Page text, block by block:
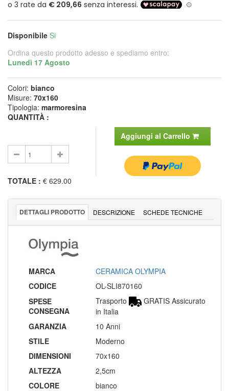
Disponibile Si
Ordina questo prodotto adesso e spediamo entro:
Lunedì 17 Agosto
Colori: bianco
Misure: 70x160
Tipologia: marmoresina
QUANTITÀ :
Aggiungi al Carrello
TOTALE : € 629.00
DETTAGLI PRODOTTO DESCRIZIONE SCHEDE TECNICHE
MARCA
CERAMICA OLYMPIA
CODICE
OL-SLI870160
SPESE
CONSEGNA
Trasporto
GRATIS Assicurato
in Italia
GARANZIA
10 Anni
STILE
Moderno
DIMENSIONI
70x160
ALTEZZA
2,5cm
COLORE
bianco